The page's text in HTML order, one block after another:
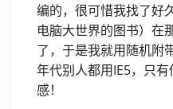
编的，很可惜我找了好
电脑大世界的图书）在
了，于是我就用随机附
年代别人都用IE5，只
感！